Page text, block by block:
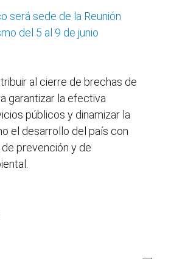
será sede de la Reunión
del 5 al 9 de junio
al cierre de brechas de
garantizar la efectiva
públicos y dinamizar la
el desarrollo del país con
prevención y de